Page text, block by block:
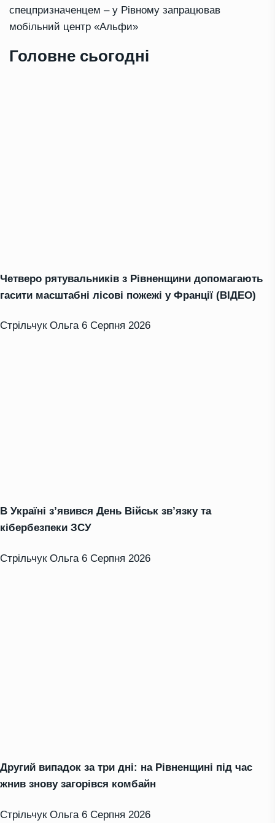
спецпризначенцем – у Рівному запрацював
мобільний центр «Альфи»
Головне сьогодні
Четверо рятувальників з Рівненщини допомагають
гасити масштабні лісові пожежі у Франції (ВІДЕО)
Стрільчук Ольга 6 Серпня 2026
В Україні з’явився День Військ зв’язку та
кібербезпеки ЗСУ
Стрільчук Ольга 6 Серпня 2026
Другий випадок за три дні: на Рівненщині під час
жнив знову загорівся комбайн
Стрільчук Ольга 6 Серпня 2026